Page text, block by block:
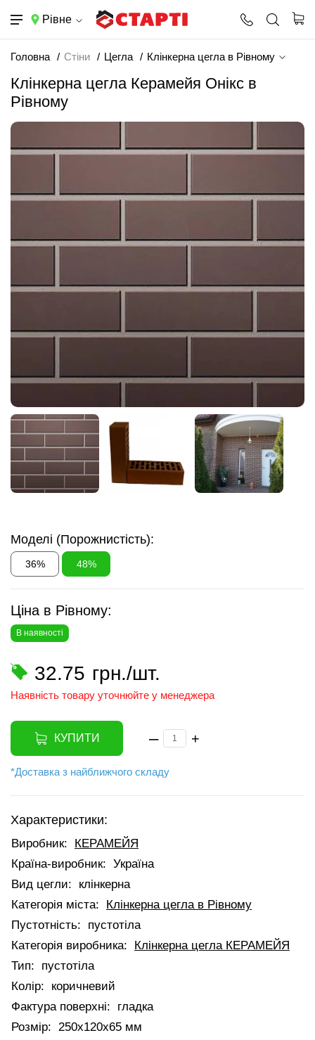
Рівне
Головна Стіни Цегла Клінкерна цегла в Рівному
Клінкерна цегла Керамейя Онікс в
Рівному
Моделі (Порожнистість):
36% 48%
Ціна в Рівному:
В наявності
32.75 грн./шт.
Наявність товару уточнюйте у менеджера
КУПИТИ – +
*Доставка з найближчого складу
Характеристики:
Виробник:
КЕРАМЕЙЯ
Країна-виробник: Україна
Вид цегли:
клінкерна
Категорія міста:
Клінкерна цегла в Рівному
Пустотність:
пустотіла
Категорія виробника:
Клінкерна цегла КЕРАМЕЙЯ
Тип:
пустотіла
Колір:
коричневий
Фактура поверхні:
гладка
Розмір: 250х120х65 мм